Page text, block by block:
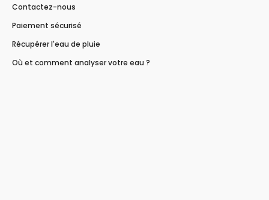
Contactez-nous
Paiement sécurisé
Récupérer l'eau de pluie
Où et comment analyser votre eau ?